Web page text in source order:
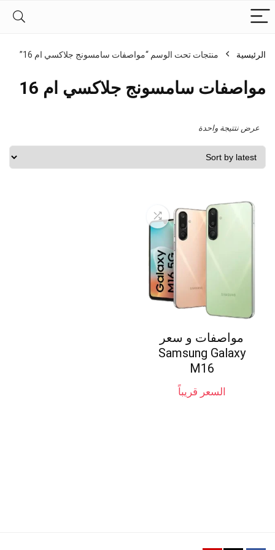
الرئيسية منتجات تحت الوسم “مواصفات سامسونج جلاكسي ام 16”
مواصفات سامسونج جلاكسي ام 16
عرض نتتيجة واحدة
مواصفات و سعر
Samsung Galaxy
M16
السعر قريباً